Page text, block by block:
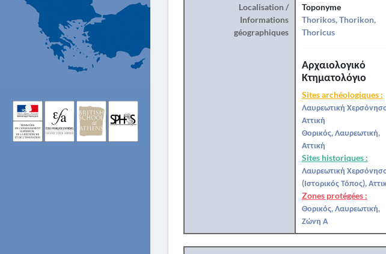
Localisation /
Informations
géographiques
Toponyme
Thorikos, Thorikon,
Thoricus
Αρχαιολογικό
Κτηματολόγιο
Sites archéologiques :
Λαυρεωτική
Αττική
Θορικός, Λαυρεωτική,
Αττική
Sites historiques :
Λαυρεωτική
(Ιστορικός Τόπος),
Zones protégées :
Θορικός, Λαυρεωτική,
Ζώνη Α